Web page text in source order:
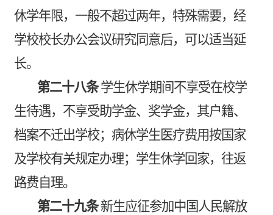
休学年限，一般不超过两年，特殊需要，经
学校校长办公会议研究同意后，可以适当延
长。
第二十八条 学生休学期间不享受在校学
生待遇，不享受助学金、奖学金，其户籍、
档案不迁出学校；病休学生医疗费用按国家
及学校有关规定办理；学生休学回家，往返
路费自理。
第二十九条 新生应征参加中国人民解放